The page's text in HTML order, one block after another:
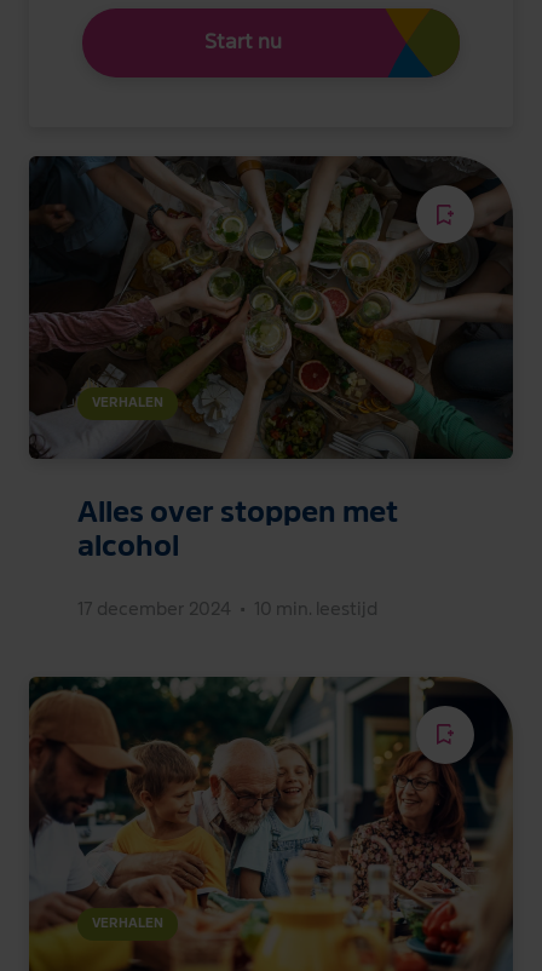
Start nu
VERHALEN
Alles over stoppen met
alcohol
17 december 2024 • 10 min. leestijd
VERHALEN